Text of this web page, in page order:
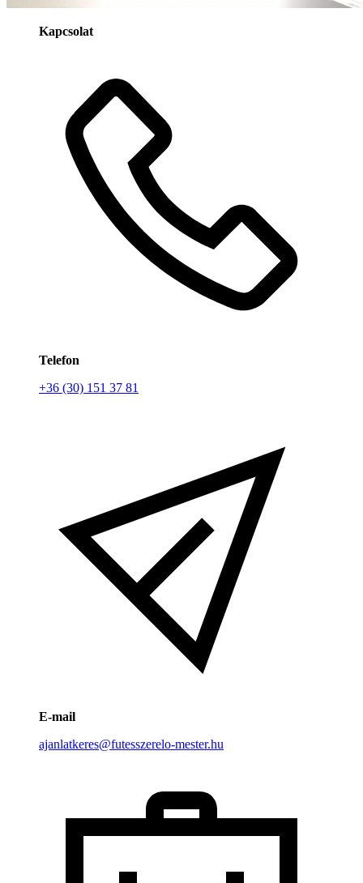
Kapcsolat
Telefon
+36 (30) 151 37 81
E-mail
ajanlatkeres@futesszerelo-mester.hu